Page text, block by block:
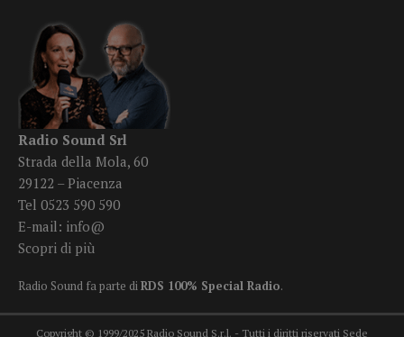
Radio Sound Srl
Strada della Mola, 60
29122 – Piacenza
Tel 0523 590 590
E-mail: info@
Scopri di più
Radio Sound fa parte diRDS 100% Special Radio.
Copyright © 1999/2025 Radio Sound S.r.l. - Tutti i diritti riservati Sede